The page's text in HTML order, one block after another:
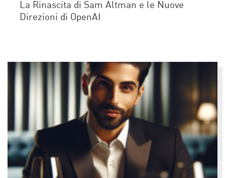
La Rinascita di Sam Altman e le Nuove
Direzioni di OpenAI